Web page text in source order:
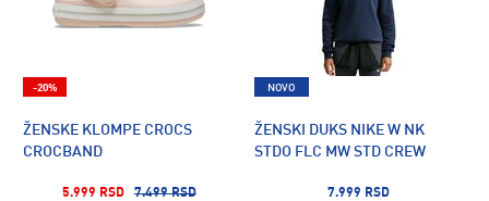
ŽENSKE KLOMPE CROCS
CROCBAND
5.999 RSD 7.499 RSD
-20%
ŽENSKI DUKS NIKE W NK
STDO FLC MW STD CREW
7.999 RSD
NOVO